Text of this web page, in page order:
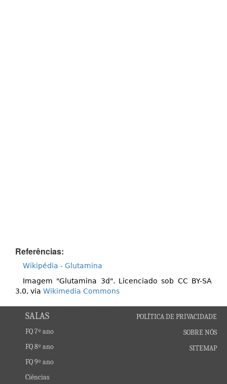
Referências:
Wikipédia - Glutamina
Imagem "Glutamina 3d". Licenciado sob CC BY-SA
3.0, via Wikimedia Commons
SALAS
FQ 7º ano
FQ 8º ano
FQ 9º ano
Ciências
POLÍTICA DE PRIVACIDADE
SOBRE NÓS
SITEMAP